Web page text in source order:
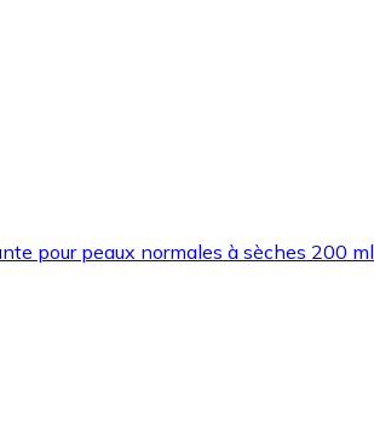
pour peaux normales à sèches 200 ml